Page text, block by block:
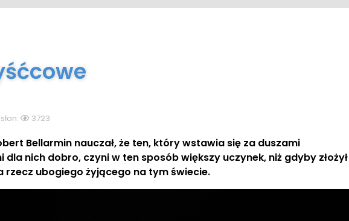
3723
Bellarmin nauczał, że ten, który wstawia się za duszami
nich dobro, czyni w ten sposób większy uczynek, niż gdyby złożył
rzecz ubogiego żyjącego na tym świecie.